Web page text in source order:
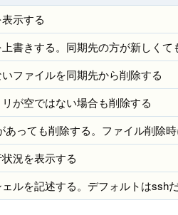
示する
書きする。同期先の方が新しくて
ファイルを同期先から削除する
が空ではない場合も削除する
あっても削除する。ファイル削除
況を表示する
ルを記述する。デフォルトはssh